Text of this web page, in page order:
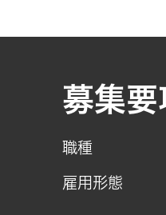
募集要
職種
雇用形態